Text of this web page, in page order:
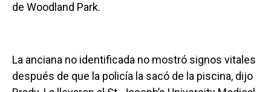
de Woodland Park.
La anciana no identificada no mostró signos vitales
después de que la policía la sacó de la piscina, dijo